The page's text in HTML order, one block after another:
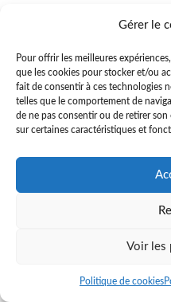
Gérer le
Pour offrir les meilleures
que les cookies pour stocker et/ou
fait de consentir à ces technologies
telles que le comportement de
de ne pas consentir ou de retirer
sur certaines caractéristiques et
Voir les
Politique de cookies